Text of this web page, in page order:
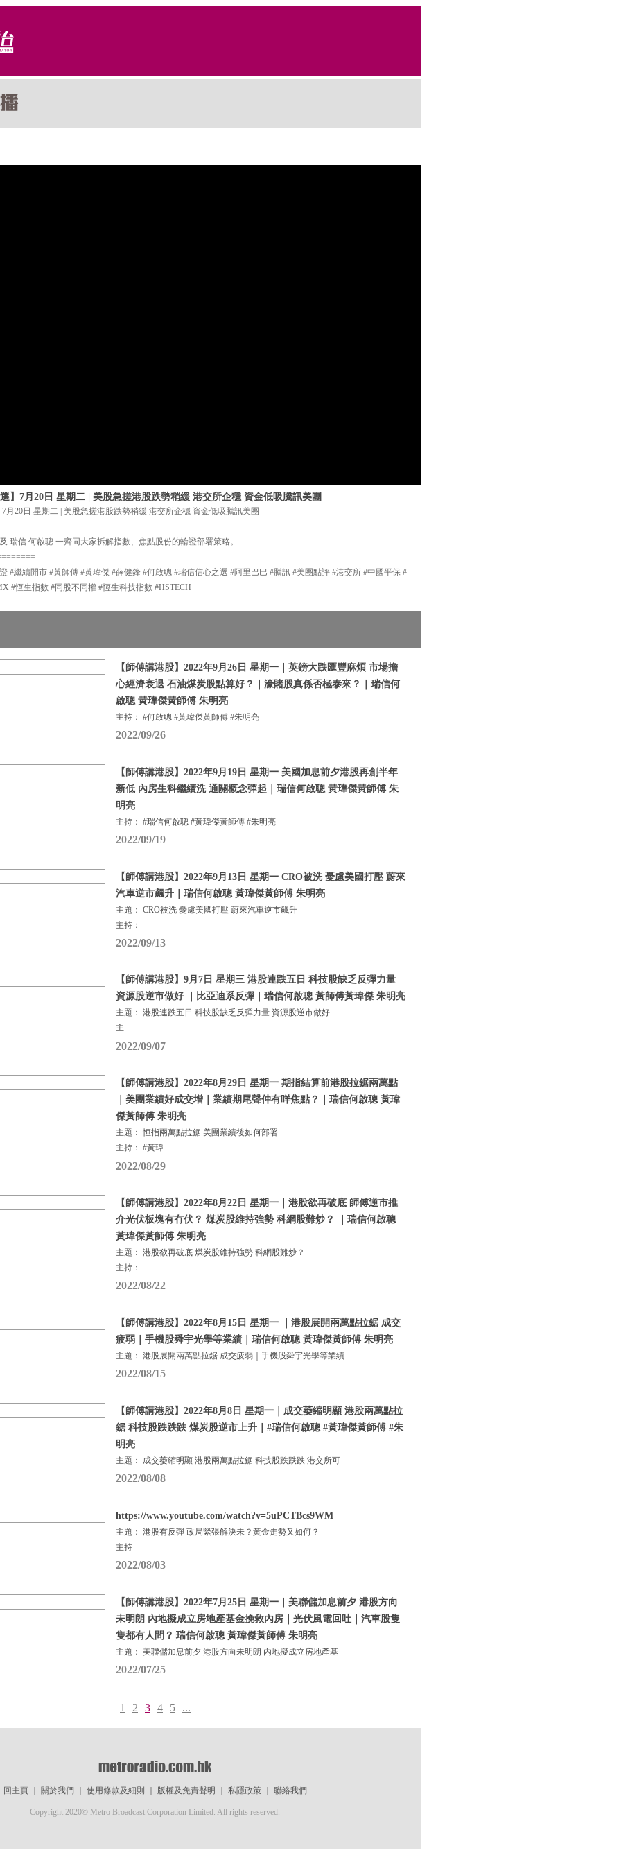
】7月20日 星期二 | 美股急搓港股跌勢稍緩 港交所企穩 資金低吸騰訊美團
月20日 星期二 | 美股急搓港股跌勢稍緩 港交所企穩 資金低吸騰訊美團
瑞信 何啟聰 一齊同大家拆解指數、焦點股份的輪證部署策略。
#繼續開市 #黃師傅 #黃瑋傑 #薛健鋒 #何啟聰 #瑞信信心之選 #阿里巴巴 #騰訊 #美團點評 #港交所 #中國平保 #
#恆生指數 #同股不同權 #恆生科技指數 #HSTECH
【師傅講港股】2022年9月26日 星期一｜英鎊大跌匯豐麻煩 市場擔
心經濟衰退 石油煤炭股點算好？｜濠賭股真係否極泰來？｜瑞信何
啟聰 黃瑋傑黃師傅 朱明亮
主持： #何啟聰 #黃瑋傑黃師傅 #朱明亮
2022/09/26
【師傅講港股】2022年9月19日 星期一 美國加息前夕港股再創半年
新低 內房生科繼續洗 通關概念彈起｜瑞信何啟聰 黃瑋傑黃師傅 朱
明亮
主持： #瑞信何啟聰 #黃瑋傑黃師傅 #朱明亮
2022/09/19
【師傅講港股】2022年9月13日 星期一 CRO被洗 憂慮美國打壓 蔚來
汽車逆市飆升｜瑞信何啟聰 黃瑋傑黃師傅 朱明亮
主題： CRO被洗 憂慮美國打壓 蔚來汽車逆市飆升
主持：
2022/09/13
【師傅講港股】9月7日 星期三 港股連跌五日 科技股缺乏反彈力量
資源股逆市做好 ｜比亞迪系反彈｜瑞信何啟聰 黃師傅黃瑋傑 朱明亮
主題： 港股連跌五日 科技股缺乏反彈力量 資源股逆市做好
主
2022/09/07
【師傅講港股】2022年8月29日 星期一 期指結算前港股拉鋸兩萬點
｜美團業績好成交增｜業績期尾聲仲有咩焦點？｜瑞信何啟聰 黃瑋
傑黃師傅 朱明亮
主題： 恒指兩萬點拉鋸 美團業績後如何部署
主持： #黃瑋
2022/08/29
【師傅講港股】2022年8月22日 星期一｜港股欲再破底 師傅逆市推
介光伏板塊有冇伏？ 煤炭股維持強勢 科網股難炒？ ｜瑞信何啟聰
黃瑋傑黃師傅 朱明亮
主題： 港股欲再破底 煤炭股維持強勢 科網股難炒？
主持：
2022/08/22
【師傅講港股】2022年8月15日 星期一 ｜港股展開兩萬點拉鋸 成交
疲弱｜手機股舜宇光學等業績｜瑞信何啟聰 黃瑋傑黃師傅 朱明亮
主題： 港股展開兩萬點拉鋸 成交疲弱｜手機股舜宇光學等業績
2022/08/15
【師傅講港股】2022年8月8日 星期一｜成交萎縮明顯 港股兩萬點拉
鋸 科技股跌跌跌 煤炭股逆市上升｜#瑞信何啟聰 #黃瑋傑黃師傅 #朱
明亮
主題： 成交萎縮明顯 港股兩萬點拉鋸 科技股跌跌跌 港交所可
2022/08/08
https://www.youtube.com/watch?v=5uPCTBcs9WM
主題： 港股有反彈 政局緊張解決未？黃金走勢又如何？
主持
2022/08/03
【師傅講港股】2022年7月25日 星期一｜美聯儲加息前夕 港股方向
未明朗 內地擬成立房地產基金挽救內房｜光伏風電回吐｜汽車股隻
隻都有人問？|瑞信何啟聰 黃瑋傑黃師傅 朱明亮
主題： 美聯儲加息前夕 港股方向未明朗 內地擬成立房地產基
2022/07/25
1 2 3 4 5 ...
回主頁｜ 關於我們 使用條款及細則 版權及免責聲明 私隱政策｜ 聯絡我們
Copyright 2020© Metro Broadcast Corporation Limited. All rights reserved.